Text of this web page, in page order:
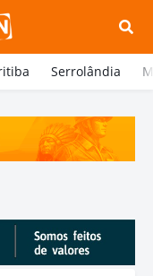
Serrolândia